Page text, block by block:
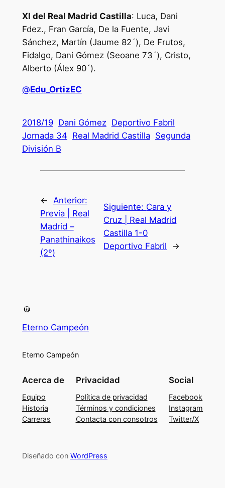
XI del Real Madrid Castilla: Luca, Dani
Fdez., Fran García, De la Fuente, Javi
Sánchez, Martín (Jaume 82´), De Frutos,
Fidalgo, Dani Gómez (Seoane 73´), Cristo,
Alberto (Álex 90´).
@Edu_OrtizEC
2018/19 Dani Gómez Deportivo Fabril
Jornada 34 Real Madrid Castilla Segunda
División B
← Anterior:
Previa | Real
Madrid –
Panathinaikos
(2º)
Siguiente: Cara y
Cruz | Real Madrid
Castilla 1-0
Deportivo Fabril
→
Eterno Campeón
Eterno Campeón
Acerca de
Equipo
Historia
Carreras
Privacidad
Política de privacidad
Términos y condiciones
Contacta con consotros
Social
Facebook
Instagram
Twitter/X
Diseñado con WordPress